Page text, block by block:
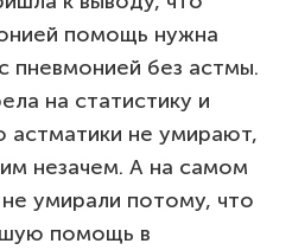
помощь нужна
без астмы.
на статистику и
астматики не умирают,
незачем. А на самом
умирали потому, что
помощь в